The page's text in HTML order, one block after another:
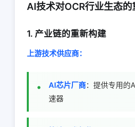
AI技术对OCR行业生态的
1. 产业链的重新构建
上游技术供应商：
AI芯片厂商：提供专用的
速器